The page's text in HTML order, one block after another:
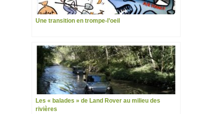
Une transition en trompe-l’oeil
Les « balades » de Land Rover au milieu des
rivières